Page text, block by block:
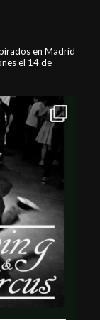
en Madrid
el 14 de